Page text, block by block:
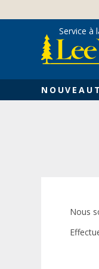
content
Service à
Nous